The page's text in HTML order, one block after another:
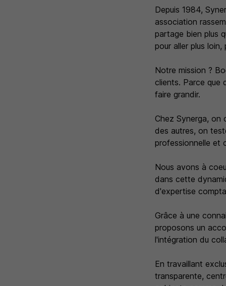
Depuis 1984,
association
partage bien plus
pour aller plus
Notre mission ?
clients. Parce que
faire grandir.
Chez Synerga, on
des autres, on
professionnelle et
Nous avons à
dans cette
d'expertise
Grâce à une
proposons un
l'intégration du
En travaillant
transparente,